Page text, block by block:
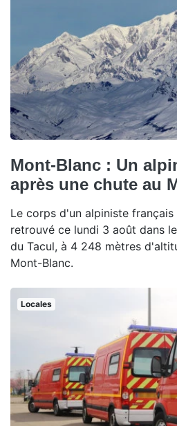
Mont-Blanc : Un
après une chute au
Le corps d'un alpiniste
retrouvé ce lundi 3 août dans
du Tacul, à 4 248 mètres
Mont-Blanc.
Locales